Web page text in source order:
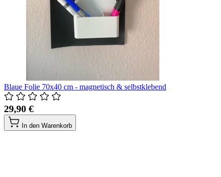
Blaue Folie 70x40 cm - magnetisch & selbstklebend
29,90 €
In den Warenkorb